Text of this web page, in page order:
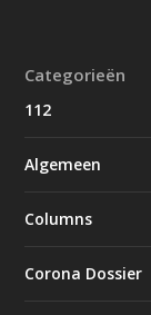
Categorieën
112
Algemeen
Columns
Corona Dossier